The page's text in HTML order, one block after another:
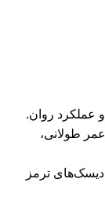
عملکرد روان.
عمر طولانی،
ترمز